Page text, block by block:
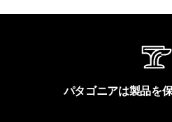
パタゴニアは製品を